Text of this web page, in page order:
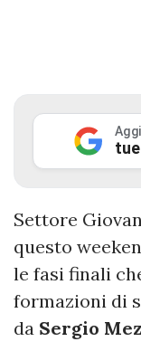
Settore
questo
le fasi finali
formazioni di
da Sergio